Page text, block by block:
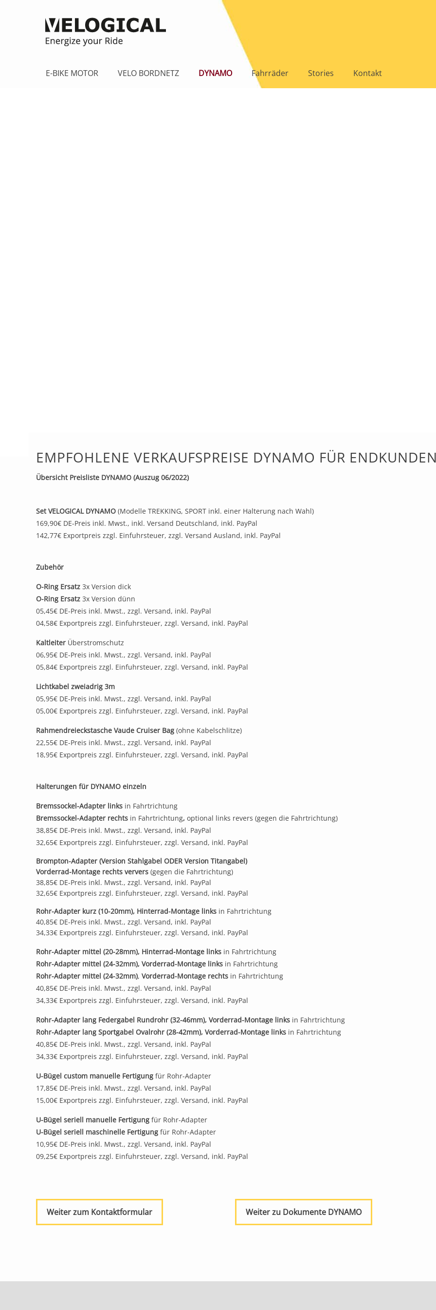
E-BIKE MOTOR VELO BORDNETZ DYNAMO Fahrräder Stories Kontakt
EMPFOHLENE VERKAUFSPREISE DYNAMO FÜR
Übersicht Preisliste DYNAMO (Auszug 06/2022)
Set VELOGICAL DYNAMO (Modelle TREKKING, SPORT inkl. einer Halterung nach Wahl)
169,90€ DE-Preis inkl. Mwst., inkl. Versand Deutschland, inkl. PayPal
142,77€ Exportpreis zzgl. Einfuhrsteuer, zzgl. Versand Ausland, inkl. PayPal
Zubehör
O-Ring Ersatz 3x Version dick
O-Ring Ersatz 3x Version dünn
05,45€ DE-Preis inkl. Mwst., zzgl. Versand, inkl. PayPal
04,58€ Exportpreis zzgl. Einfuhrsteuer, zzgl. Versand, inkl. PayPal
Kaltleiter Überstromschutz
06,95€ DE-Preis inkl. Mwst., zzgl. Versand, inkl. PayPal
05,84€ Exportpreis zzgl. Einfuhrsteuer, zzgl. Versand, inkl. PayPal
Lichtkabel zweiadrig 3m
05,95€ DE-Preis inkl. Mwst., zzgl. Versand, inkl. PayPal
05,00€ Exportpreis zzgl. Einfuhrsteuer, zzgl. Versand, inkl. PayPal
Rahmendreieckstasche Vaude Cruiser Bag (ohne Kabelschlitze)
22,55€ DE-Preis inkl. Mwst., zzgl. Versand, inkl. PayPal
18,95€ Exportpreis zzgl. Einfuhrsteuer, zzgl. Versand, inkl. PayPal
Halterungen für DYNAMO einzeln
Bremssockel-Adapter links in Fahrtrichtung
Bremssockel-Adapter rechts in Fahrtrichtung,optional links revers (gegen die Fahrtrichtung)
38,85€ DE-Preis inkl. Mwst., zzgl. Versand, inkl. PayPal
32,65€ Exportpreis zzgl. Einfuhrsteuer, zzgl. Versand, inkl. PayPal
Brompton-Adapter (Version Stahlgabel ODER Version Titangabel)
Vorderrad-Montage rechts ververs (gegen die Fahrtrichtung)
38,85€ DE-Preis inkl. Mwst., zzgl. Versand, inkl. PayPal
32,65€ Exportpreis zzgl. Einfuhrsteuer, zzgl. Versand, inkl. PayPal
Rohr-Adapter kurz (10-20mm), Hinterrad-Montage links in Fahrtrichtung
40,85€ DE-Preis inkl. Mwst., zzgl. Versand, inkl. PayPal
34,33€ Exportpreis zzgl. Einfuhrsteuer, zzgl. Versand, inkl. PayPal
Rohr-Adapter mittel (20-28mm), Hinterrad-Montage links in Fahrtrichtung
Rohr-Adapter mittel (24-32mm), Vorderrad-Montage links in Fahrtrichtung
Rohr-Adapter mittel (24-32mm), Vorderrad-Montage rechts in Fahrtrichtung
40,85€ DE-Preis inkl. Mwst., zzgl. Versand, inkl. PayPal
34,33€ Exportpreis zzgl. Einfuhrsteuer, zzgl. Versand, inkl. PayPal
Rohr-Adapter lang Federgabel Rundrohr (32-46mm), Vorderrad-Montage links in Fahrtrichtung
Rohr-Adapter lang Sportgabel Ovalrohr (28-42mm), Vorderrad-Montage links in Fahrtrichtung
40,85€ DE-Preis inkl. Mwst., zzgl. Versand, inkl. PayPal
34,33€ Exportpreis zzgl. Einfuhrsteuer, zzgl. Versand, inkl. PayPal
U-Bügel custom manuelle Fertigung für Rohr-Adapter
17,85€ DE-Preis inkl. Mwst., zzgl. Versand, inkl. PayPal
15,00€ Exportpreis zzgl. Einfuhrsteuer, zzgl. Versand, inkl. PayPal
U-Bügel seriell manuelle Fertigungfür Rohr-Adapter
U-Bügel seriell maschinelle Fertigungfür Rohr-Adapter
10,95€ DE-Preis inkl. Mwst., zzgl. Versand, inkl. PayPal
09,25€ Exportpreis zzgl. Einfuhrsteuer, zzgl. Versand, inkl. PayPal
Weiter zum Kontaktformular Weiter zu Dokumente DYNAMO